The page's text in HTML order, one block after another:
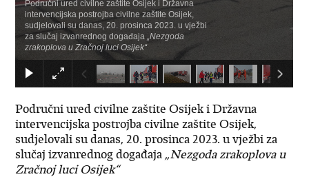
Područni ured civilne zaštite Osijek i Državna
intervencijska postrojba civilne zaštite Osijek,
sudjelovali su danas, 20. prosinca 2023. u vježbi
za slučaj izvanrednog događaja„Nezgoda
zrakoplova u Zračnoj luci Osijek“
Područni ured civilne zaštite Osijek i Državna
intervencijska postrojba civilne zaštite Osijek,
sudjelovali su danas, 20. prosinca 2023. u vježbi za
slučaj izvanrednog događaja „Nezgoda zrakoplova u
Zračnoj luci Osijek“